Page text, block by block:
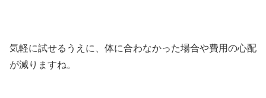
気軽に試せるうえに、体に合わなかった場合や費用の心配
が減りますね。